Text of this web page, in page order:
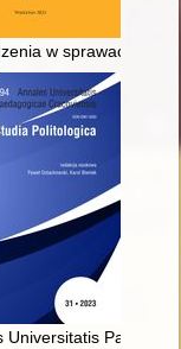
w sprawach o
typu
Universitatis